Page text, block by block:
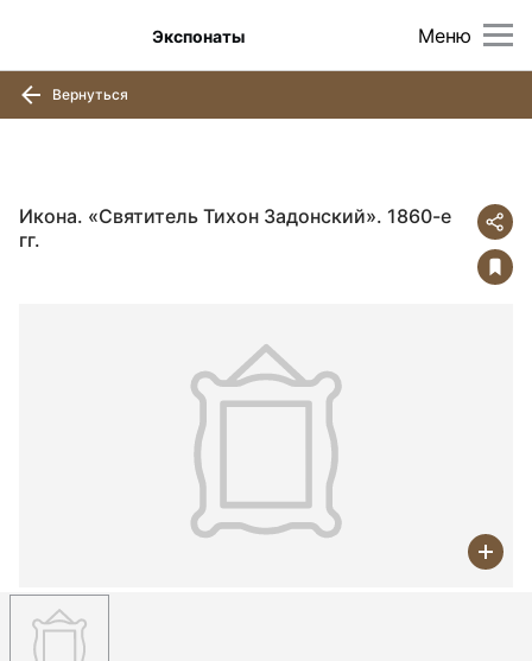
Меню
Экспонаты
Вернуться
Икона. «Святитель Тихон Задонский». 1860-е
гг.